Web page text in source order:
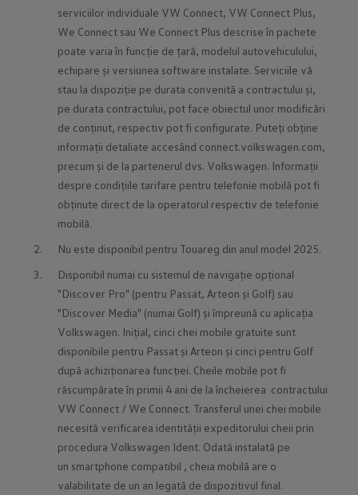
serviciilor individuale VW Connect, VW Connect Plus,
We Connect sau We Connect Plus descrise în pachete
poate varia în funcție de țară, modelul autovehiculului,
echipare și versiunea software instalate. Serviciile vă
stau la dispoziție pe durata convenită a contractului și,
pe durata contractului, pot face obiectul unor modificări
de conținut, respectiv pot fi configurate. Puteți obține
informații detaliate accesând connect.volkswagen.com,
precum și de la partenerul dvs. Volkswagen. Informații
despre condițiile tarifare pentru telefonie mobilă pot fi
obținute direct de la operatorul respectiv de telefonie
mobilă.
Nu este disponibil pentru Touareg din anul model 2025.
Disponibil numai cu sistemul de navigație opțional
"Discover Pro" (pentru Passat, Arteon și Golf) sau
"Discover Media" (numai Golf) și împreună cu aplicația
Volkswagen. Inițial, cinci chei mobile gratuite sunt
disponibile pentru Passat și Arteon și cinci pentru Golf
după achiziționarea funcției. Cheile mobile pot fi
răscumpărate în primii 4 ani de la încheierea  contractului
VW Connect / We Connect. Transferul unei chei mobile
necesită verificarea identității expeditorului cheii prin
procedura Volkswagen Ident. Odată instalată pe
un smartphone compatibil , cheia mobilă are o
valabilitate de un an legată de dispozitivul final.